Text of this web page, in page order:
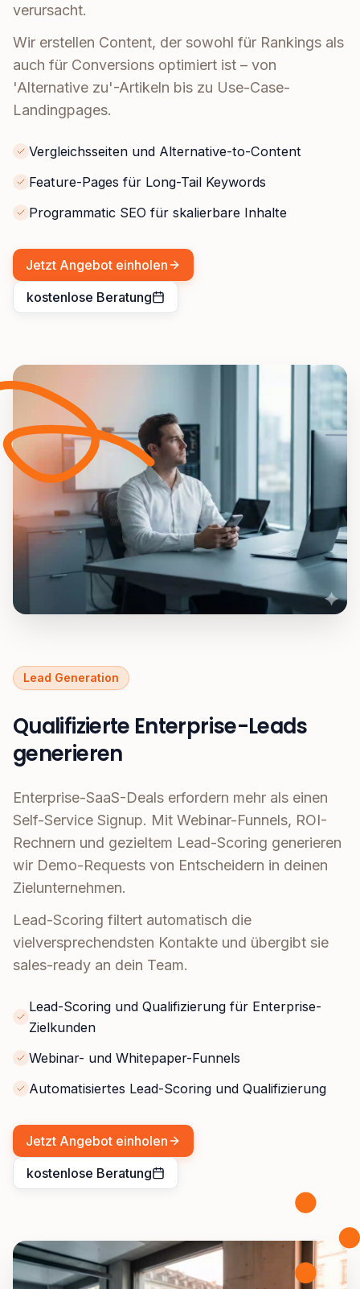
verursacht.
Wir erstellen Content, der sowohl für Rankings als
auch für Conversions optimiert ist – von
'Alternative zu'-Artikeln bis zu Use-Case-
Landingpages.
Vergleichsseiten und Alternative-to-Content
Feature-Pages für Long-Tail Keywords
Programmatic SEO für skalierbare Inhalte
Jetzt Angebot einholen
kostenlose Beratung
Lead Generation
Qualifizierte Enterprise-Leads
generieren
Enterprise-SaaS-Deals erfordern mehr als einen
Self-Service Signup. Mit Webinar-Funnels, ROI-
Rechnern und gezieltem Lead-Scoring generieren
wir Demo-Requests von Entscheidern in deinen
Zielunternehmen.
Lead-Scoring filtert automatisch die
vielversprechendsten Kontakte und übergibt sie
sales-ready an dein Team.
Lead-Scoring und Qualifizierung für Enterprise-
Zielkunden
Webinar- und Whitepaper-Funnels
Automatisiertes Lead-Scoring und Qualifizierung
Jetzt Angebot einholen
kostenlose Beratung